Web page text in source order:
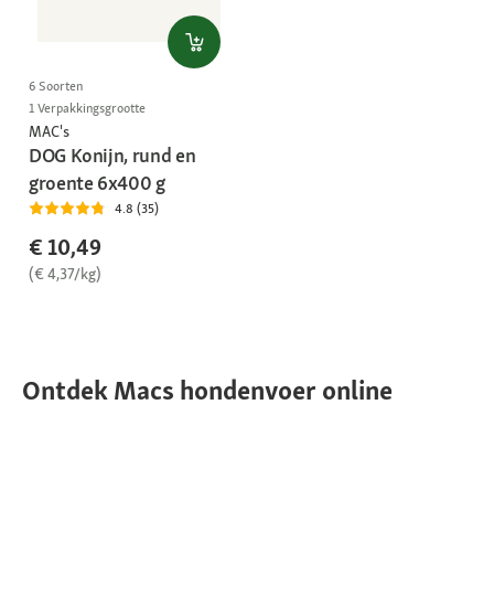
6 Soorten
1 Verpakkingsgrootte
MAC's
DOG Konijn, rund en
groente 6x400 g
4.8 (35)
€ 10,49
(€ 4,37/kg)
Ontdek Macs hondenvoer online